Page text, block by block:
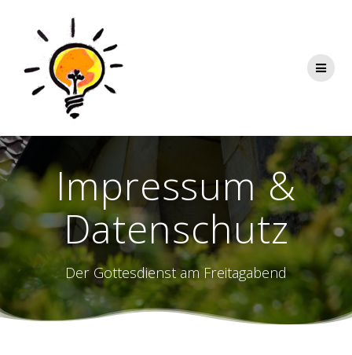
Impressum &
Datenschutz
Der Gottesdienst am Freitagabend